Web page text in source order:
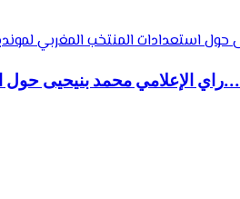
راي الإعلامي محمد بنيحيى حول استعدادات المنتخ...